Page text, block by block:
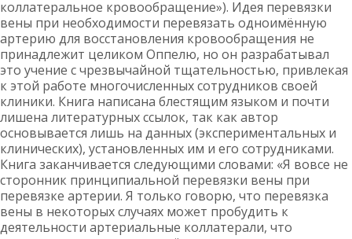
коллатеральное кровообращение»). Идея перевязки
вены при необходимости перевязать одноимённую
артерию для восстановления кровообращения не
принадлежит целиком Оппелю, но он разрабатывал
это учение с чрезвычайной тщательностью, привлекая
к этой работе многочисленных сотрудников своей
клиники. Книга написана блестящим языком и почти
лишена литературных ссылок, так как автор
основывается лишь на данных (экспериментальных и
клинических), установленных им и его сотрудниками.
Книга заканчивается следующими словами: «Я вовсе не
сторонник принципиальной перевязки вены при
перевязке артерии. Я только говорю, что перевязка
вены в некоторых случаях может пробудить к
деятельности артериальные коллатерали, что